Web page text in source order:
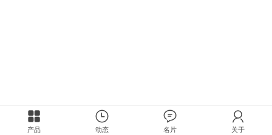
产品 动态 名片 关于